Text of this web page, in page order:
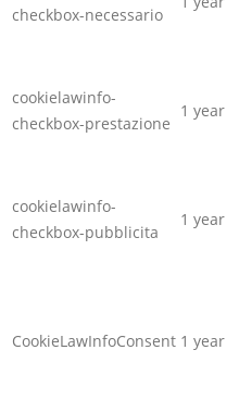
checkbox-necessario
cookielawinfo-
checkbox-prestazione
1 year
cookielawinfo-
checkbox-pubblicita
1 year
CookieLawInfoConsent 1 year